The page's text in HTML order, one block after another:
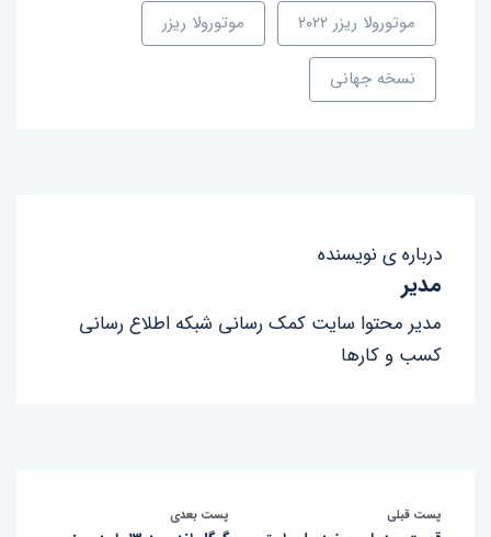
موتورولا ریزر ۲۰۲۲ موتورولا ریزر
نسخه جهانی
درباره ی نویسنده
مدیر
مدیر محتوا سایت کمک رسانی شبکه اطلاع رسانی
کسب و کارها
پست قبلی پست بعدی